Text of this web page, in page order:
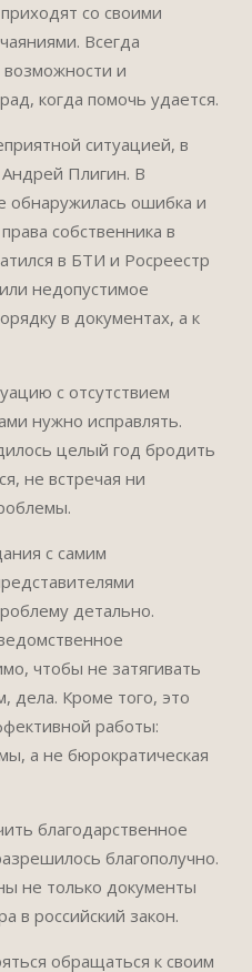
со своими
Всегда
и
когда помочь удается.
ситуацией, в
Андрей Плигин. В
обнаружилась ошибка и
собственника в
в БТИ и Росреестр
недопустимое
в документах, а к
с отсутствием
нужно исправлять.
целый год бродить
не встречая ни
с самим
детально.
чтобы не затягивать
дела. Кроме того, это
работы:
а не бюрократическая
благодарственное
благополучно.
не только документы
в российский закон.
обращаться к своим